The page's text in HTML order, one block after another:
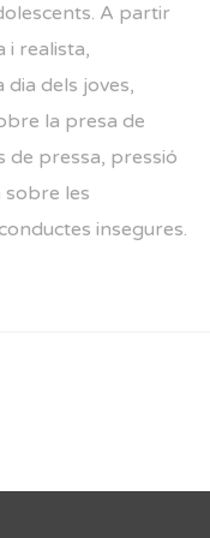
A partir
i realista,
dia dels joves,
la presa de
de pressa, pressió
sobre les
insegures.